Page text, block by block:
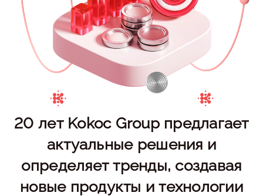
20 лет Kokoc Group предлагает
актуальные решения и
определяет тренды, создавая
новые продукты и технологии